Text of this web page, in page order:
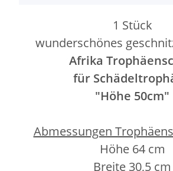
1 Stück
wunderschönes
Afrika
für
"Höhe 50cm"
Abmessungen
Höhe 64 cm
Breite 30,5 cm